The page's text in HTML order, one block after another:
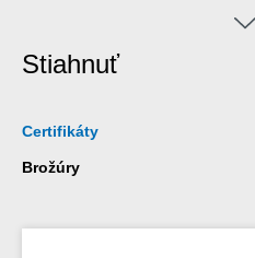
ermöglicht so die automatische
integriert, die im Gehäuse
Klingen mit sich bringen.
Stiahnuť
Certifikáty
Brožúry